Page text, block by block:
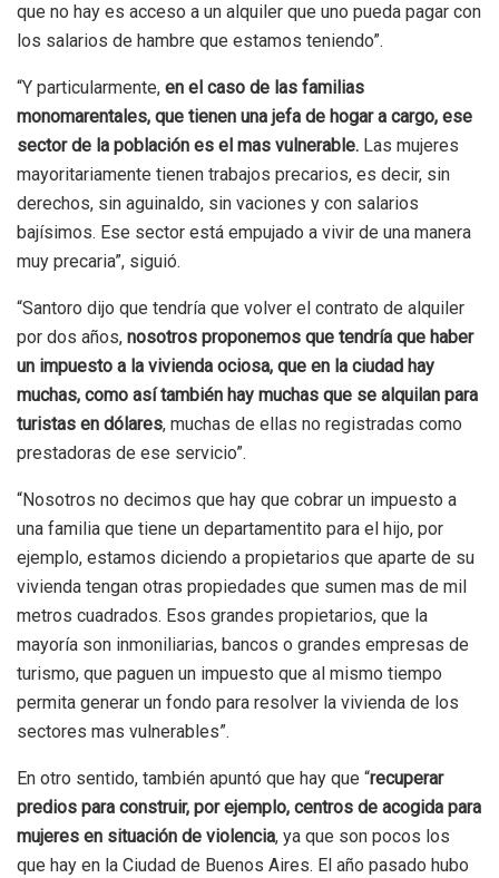
que no hay es acceso a un alquiler que uno pueda pagar con
los salarios de hambre que estamos teniendo”.
“Y particularmente, en el caso de las familias
monomarentales, que tienen una jefa de hogar a cargo, ese
sector de la población es el mas vulnerable. Las mujeres
mayoritariamente tienen trabajos precarios, es decir, sin
derechos, sin aguinaldo, sin vaciones y con salarios
bajísimos. Ese sector está empujado a vivir de una manera
muy precaria”, siguió.
“Santoro dijo que tendría que volver el contrato de alquiler
por dos años, nosotros proponemos que tendría que haber
un impuesto a la vivienda ociosa, que en la ciudad hay
muchas, como así también hay muchas que se alquilan para
turistas en dólares, muchas de ellas no registradas como
prestadoras de ese servicio”.
“Nosotros no decimos que hay que cobrar un impuesto a
una familia que tiene un departamentito para el hijo, por
ejemplo, estamos diciendo a propietarios que aparte de su
vivienda tengan otras propiedades que sumen mas de mil
metros cuadrados. Esos grandes propietarios, que la
mayoría son inmoniliarias, bancos o grandes empresas de
turismo, que paguen un impuesto que al mismo tiempo
permita generar un fondo para resolver la vivienda de los
sectores mas vulnerables”.
En otro sentido, también apuntó que hay que “recuperar
predios para construir, por ejemplo, centros de acogida para
mujeres en situación de violencia, ya que son pocos los
que hay en la Ciudad de Buenos Aires. El año pasado hubo